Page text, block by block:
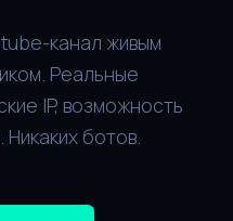
канал живым
Реальные
IP, возможность
Никаких ботов.